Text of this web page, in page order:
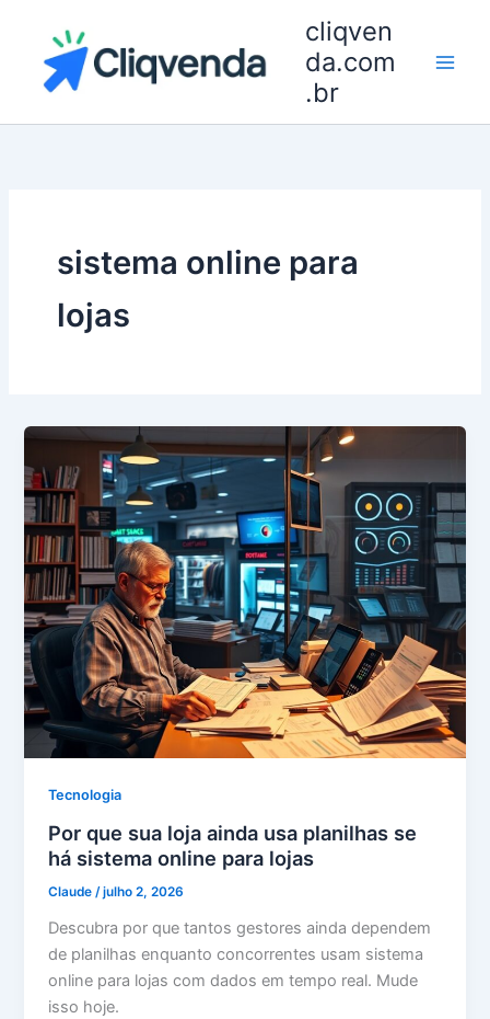
conteúdo
cliqven
da.com
.br
sistema online para
lojas
Tecnologia
Por que sua loja ainda usa planilhas se
há sistema online para lojas
Claude/julho 2, 2026
Descubra por que tantos gestores ainda dependem
de planilhas enquanto concorrentes usam sistema
online para lojas com dados em tempo real. Mude
isso hoje.